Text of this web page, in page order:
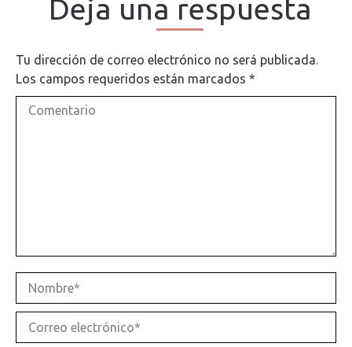
Deja una respuesta
Tu dirección de correo electrónico no será publicada.
Los campos requeridos están marcados *
Comentario
Nombre *
Correo electrónico *